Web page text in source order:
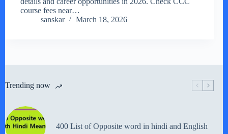
course fees near…
sanskar
March 18, 2026
Trending now
400 List of Opposite word in hindi and English